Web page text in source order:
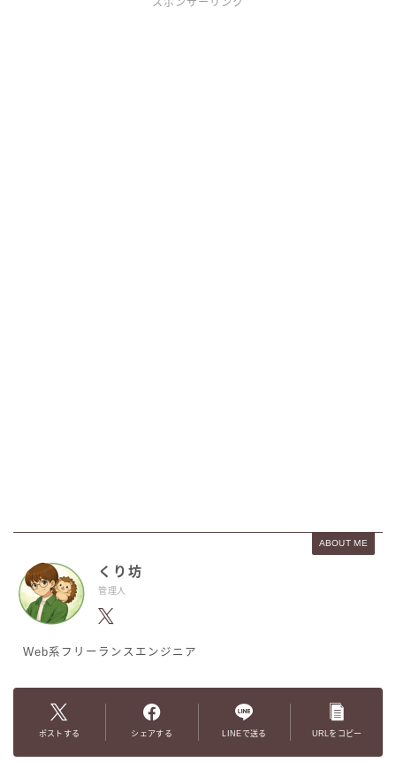
スポンサーリンク
ABOUT ME
くり坊
管理人
Web系フリーランスエンジニア
ポストする シェアする LINEで送る URLをコピー